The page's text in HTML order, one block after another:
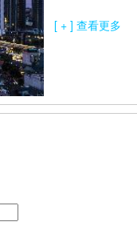
[ + ] 查看更多